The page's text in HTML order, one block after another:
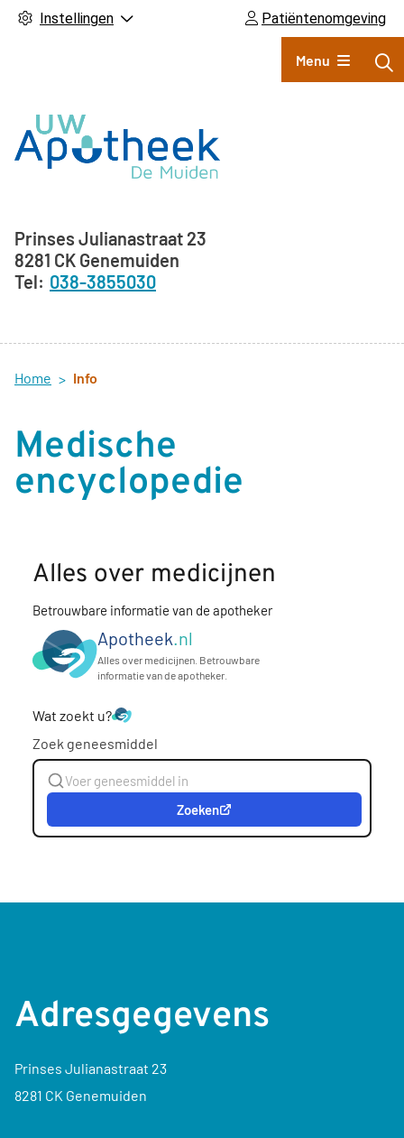
Instellingen Patiëntenomgeving
Hoofdmenu
Menu
Adresgegevens
Prinses Julianastraat 23
8281 CK Genemuiden
038-3855030
Home Info
Medische
encyclopedie
Alles over medicijnen
Betrouwbare informatie van de apotheker
Apotheek .nl
Alles over medicijnen. Betrouwbare
informatie van de apotheker.
Wat zoekt u?
Zoek geneesmiddel
Zoeken
Adresgegevens
Prinses Julianastraat 23
8281 CK Genemuiden